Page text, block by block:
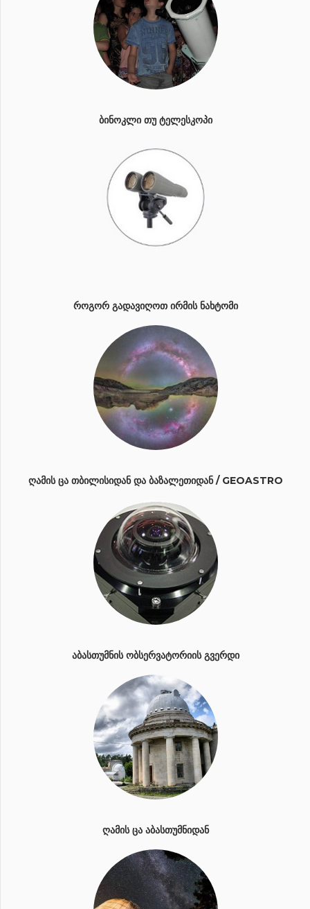
ᲑᲘᲜᲝᲙᲚᲘ ᲗᲣ ᲢᲔᲚᲔᲡᲙᲝᲞᲘ
ᲠᲝᲒᲝᲠ ᲒᲐᲓᲐᲕᲘᲦᲝᲗ ᲘᲠᲛᲘᲡ ᲜᲐᲮᲢᲝᲛᲘ
ᲦᲐᲛᲘᲡ ᲪᲐ ᲗᲑᲘᲚᲘᲡᲘᲓᲐᲜ ᲓᲐ ᲑᲐᲖᲐᲚᲔᲗᲘᲓᲐᲜ / GEOASTRO
ᲐᲑᲐᲡᲗᲣᲛᲜᲘᲡ ᲝᲑᲡᲔᲠᲕᲐᲢᲝᲠᲘᲘᲡ ᲒᲕᲔᲠᲓᲘ
ᲦᲐᲛᲘᲡ ᲪᲐ ᲐᲑᲐᲡᲗᲣᲛᲜᲘᲓᲐᲜ